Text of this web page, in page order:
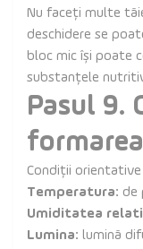
Nu faceți multe
deschidere se
bloc mic își poate
substanțele
Pasul 9.
Condiții
Temperatura: de
Umiditatea
Lumina: lumină